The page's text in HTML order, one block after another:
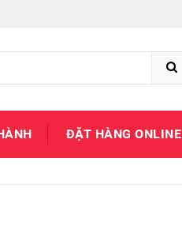
ĐẶT HÀNG ONLINE